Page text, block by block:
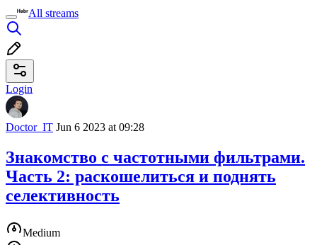
All streams
Login
Doctor_IT Jun 6 2023 at 09:28
Знакомство с частотными фильтрами.
Часть 2: раскошелиться и поднять
селективность
Medium